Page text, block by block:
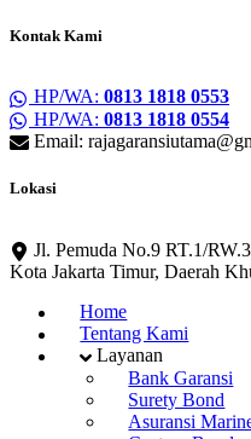
Kontak Kami
HP/WA: 0813 1818 0553
HP/WA: 0813 1818 0554
Email:
Lokasi
Jl. Pemuda No.9 RT.1/
Kota Jakarta Timur, Daerah
Home
Tentang Kami
Layanan
Bank Garansi
Surety Bond
Asuransi